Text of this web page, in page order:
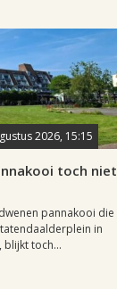
2026, 15:15
toch niet
pannakooi die
in
toch...